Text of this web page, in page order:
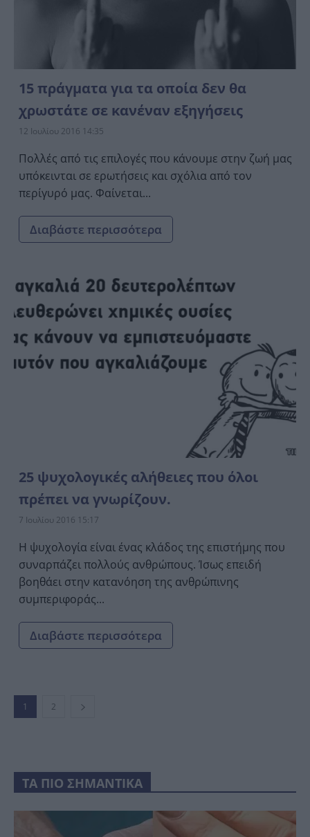
15 πράγματα για τα οποία δεν θα
χρωστάτε σε κανέναν εξηγήσεις
12 Ιουλίου 2016 14:35
Πολλές από τις επιλογές που κάνουμε στην ζωή μας
υπόκεινται σε ερωτήσεις και σχόλια από τον
περίγυρό μας. Φαίνεται...
Διαβάστε περισσότερα
25 ψυχολογικές αλήθειες που όλοι
πρέπει να γνωρίζουν.
7 Ιουλίου 2016 15:17
Η ψυχολογία είναι ένας κλάδος της επιστήμης που
συναρπάζει πολλούς ανθρώπους. Ίσως επειδή
βοηθάει στην κατανόηση της ανθρώπινης
συμπεριφοράς...
Διαβάστε περισσότερα
1 2
ΤΑ ΠΙΟ ΣΗΜΑΝΤΙΚΑ